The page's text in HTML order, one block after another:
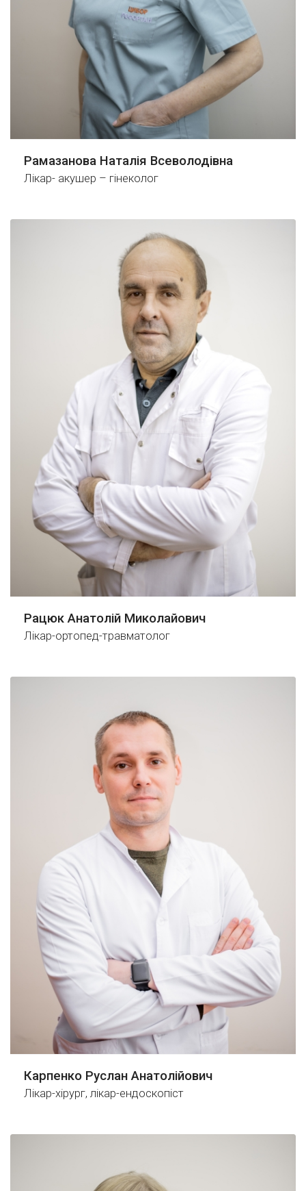
Рамазанова Наталія Всеволодівна
Лікар- акушер – гінеколог
Рацюк Анатолій Миколайович
Лікар-ортопед-травматолог
Карпенко Руслан Анатолійович
Лікар-хірург, лікар-ендоскопіст